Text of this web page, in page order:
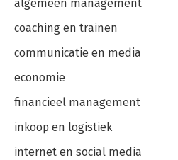
algemeen management
coaching en trainen
communicatie en media
economie
financieel management
inkoop en logistiek
internet en social media